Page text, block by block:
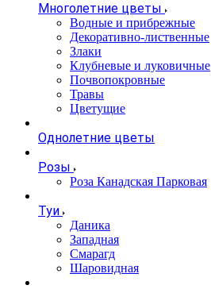
Многолетние цветы
Водные и прибрежные
Декоративно-лиственные
Злаки
Клубневые и луковичные
Почвопокровные
Травы
Цветущие
Однолетние цветы
Розы
Роза Канадская Парковая
Туи
Даника
Западная
Смарагд
Шаровидная